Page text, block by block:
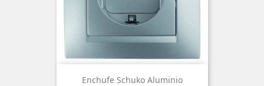
Enchufe Schuko Aluminio